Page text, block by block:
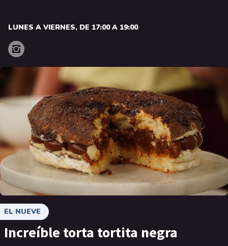
LUNES A VIERNES, DE 17:00 A 19:00
EL NUEVE
Increíble torta tortita negra